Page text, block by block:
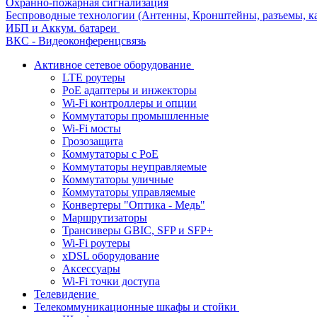
Охранно-пожарная сигнализация
Беспроводные технологии (Антенны, Кронштейны, разъемы,
ИБП и Аккум. батареи
ВКС - Видеоконференцсвязь
Активное сетевое оборудование
LTE роутеры
PoE адаптеры и инжекторы
Wi-Fi контроллеры и опции
Коммутаторы промышленные
Wi-Fi мосты
Грозозащита
Коммутаторы c PoE
Коммутаторы неуправляемые
Коммутаторы уличные
Коммутаторы управляемые
Конвертеры "Оптика - Медь"
Маршрутизаторы
Трансиверы GBIC, SFP и SFP+
Wi-Fi роутеры
xDSL оборудование
Аксессуары
Wi-Fi точки доступа
Телевидение
Телекоммуникационные шкафы и стойки